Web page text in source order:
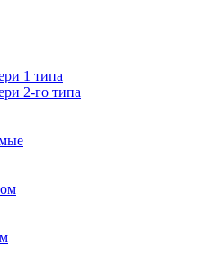
1 типа
2-го типа